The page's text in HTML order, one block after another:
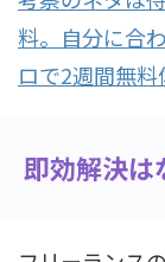
料。自分に合
ロで2週間無
即効解決は